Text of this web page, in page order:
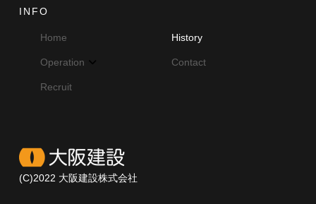
INFO
Home History
Operation Contact
Recruit
(C)2022 大阪建設株式会社